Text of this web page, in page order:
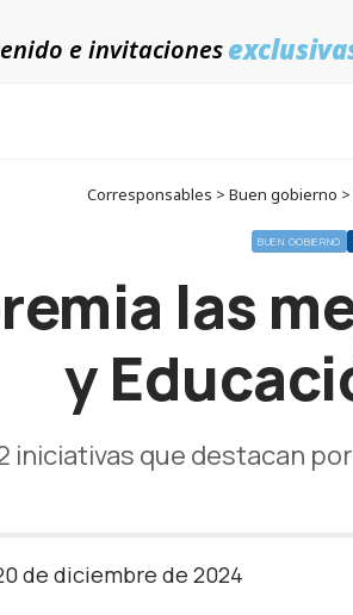
e invitaciones
Corresponsables > Buen gobierno >
BUEN GOBIERNO
las
y
iniciativas que destacan
de diciembre de 2024